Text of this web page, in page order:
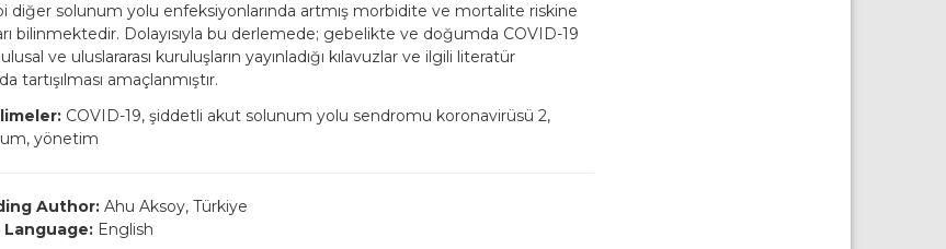
diğer solunum yolu enfeksiyonlarında artmış morbidite ve mortalite riskine
bilinmektedir. Dolayısıyla bu derlemede; gebelikte ve doğumda COVID-19
ve uluslararası kuruluşların yayınladığı kılavuzlar ve ilgili literatür
tartışılması amaçlanmıştır.
COVID-19, şiddetli akut solunum yolu sendromu koronavirüsü 2,
yönetim
Author: Ahu Aksoy, Türkiye
English